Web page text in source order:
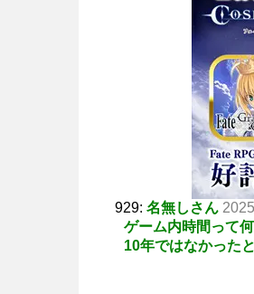
929: 名無しさん
ゲーム内時間って
10年ではなかった